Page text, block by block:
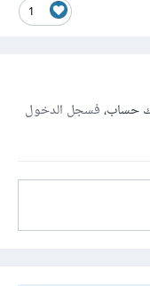
1
حساب،فسجل الدخول